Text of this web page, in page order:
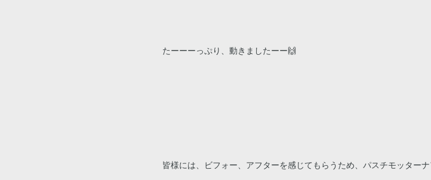
たーーーっぷり、動きましたーー🙌
皆様には、ビフォー、アフターを感じてもらうため、パスチモッターナ